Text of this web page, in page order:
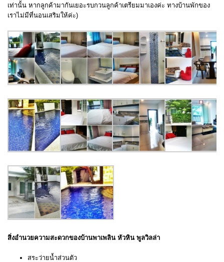
เท่านั้น หากลูกค้ามากันเยอะรบกวนลูกค้าเตรียมมาเองค่ะ ทางบ้านพักของ
เราไม่มีที่นอนเสริมให้ค่ะ)
สิ่งอำนวยความสะดวกของบ้านพาเพลิน หัวหิน พูลวิลล่า
สระว่ายน้ำส่วนตัว